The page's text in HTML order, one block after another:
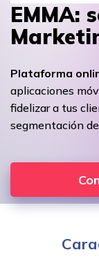
EMMA:
Plataforma
aplicaciones
fidelizar a tus
segmentación